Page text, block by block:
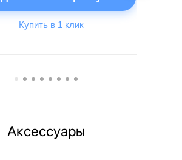
Купить в 1 клик
Аксессуары